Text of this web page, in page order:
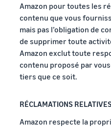
Amazon pour toutes les
contenu que vous
mais pas l’obligation de
de supprimer toute
Amazon exclut toute
contenu proposé par
tiers que ce soit.
RÉCLAMATIONS
Amazon respecte la